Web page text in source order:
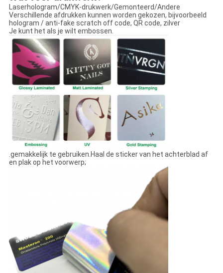
Laserhologram/CMYK-drukwerk/Gemonteerd/Andere
Verschillende afdrukken kunnen worden gekozen, bijvoorbeeld
hologram / anti-fake scratch off code, QR code, zilver
Je kunt het als je wilt embossen.
.gemakkelijk te gebruiken.Haal de sticker van het achterblad af
en plak op het voorwerp;